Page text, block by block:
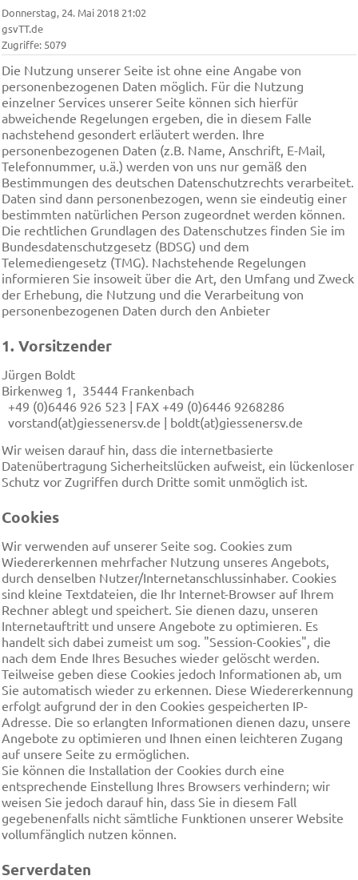
Donnerstag, 24. Mai 2018 21:02
gsvTT.de
Zugriffe: 5079
Die Nutzung unserer Seite ist ohne eine Angabe von
personenbezogenen Daten möglich. Für die Nutzung
einzelner Services unserer Seite können sich hierfür
abweichende Regelungen ergeben, die in diesem Falle
nachstehend gesondert erläutert werden. Ihre
personenbezogenen Daten (z.B. Name, Anschrift, E-Mail,
Telefonnummer, u.ä.) werden von uns nur gemäß den
Bestimmungen des deutschen Datenschutzrechts verarbeitet.
Daten sind dann personenbezogen, wenn sie eindeutig einer
bestimmten natürlichen Person zugeordnet werden können.
Die rechtlichen Grundlagen des Datenschutzes finden Sie im
Bundesdatenschutzgesetz (BDSG) und dem
Telemediengesetz (TMG). Nachstehende Regelungen
informieren Sie insoweit über die Art, den Umfang und Zweck
der Erhebung, die Nutzung und die Verarbeitung von
personenbezogenen Daten durch den Anbieter
1. Vorsitzender
Jürgen Boldt
Birkenweg 1, 35444 Frankenbach
+49 (0)6446 926 523 | FAX +49 (0)6446 9268286
vorstand(at)giessenersv.de | boldt(at)giessenersv.de
Wir weisen darauf hin, dass die internetbasierte
Datenübertragung Sicherheitslücken aufweist, ein lückenloser
Schutz vor Zugriffen durch Dritte somit unmöglich ist.
Cookies
Wir verwenden auf unserer Seite sog. Cookies zum
Wiedererkennen mehrfacher Nutzung unseres Angebots,
durch denselben Nutzer/Internetanschlussinhaber. Cookies
sind kleine Textdateien, die Ihr Internet-Browser auf Ihrem
Rechner ablegt und speichert. Sie dienen dazu, unseren
Internetauftritt und unsere Angebote zu optimieren. Es
handelt sich dabei zumeist um sog. "Session-Cookies", die
nach dem Ende Ihres Besuches wieder gelöscht werden.
Teilweise geben diese Cookies jedoch Informationen ab, um
Sie automatisch wieder zu erkennen. Diese Wiedererkennung
erfolgt aufgrund der in den Cookies gespeicherten IP-
Adresse. Die so erlangten Informationen dienen dazu, unsere
Angebote zu optimieren und Ihnen einen leichteren Zugang
auf unsere Seite zu ermöglichen.
Sie können die Installation der Cookies durch eine
entsprechende Einstellung Ihres Browsers verhindern; wir
weisen Sie jedoch darauf hin, dass Sie in diesem Fall
gegebenenfalls nicht sämtliche Funktionen unserer Website
vollumfänglich nutzen können.
Serverdaten